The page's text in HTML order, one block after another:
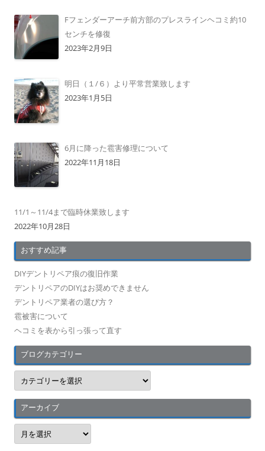
Fフェンダーアーチ前方部のプレスラインヘコミ約10
センチを修復
2023年2月9日
明日（１/６）より平常営業致します
2023年1月5日
6月に降った雹害修理について
2022年11月18日
11/1～11/4まで臨時休業致します
2022年10月28日
おすすめ記事
DIYデントリペア痕の復旧作業
デントリペアのDIYはお奨めできません
デントリペア業者の選び方？
雹被害について
ヘコミを表から引っ張って直す
ブログカテゴリー
ブ
ロ
グ
カ
テ
ゴ
リ
アーカイブ
ア
ー
カ